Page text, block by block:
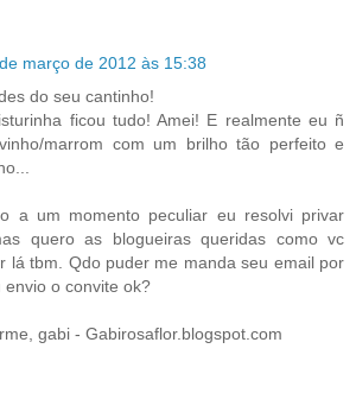
março de 2012 às 15:38
do seu cantinho!
ficou tudo! Amei! E realmente eu ñ
marrom com um brilho tão perfeito e
a um momento peculiar eu resolvi privar
quero as blogueiras queridas como vc
lá tbm. Qdo puder me manda seu email por
envio o convite ok?
gabi - Gabirosaflor.blogspot.com